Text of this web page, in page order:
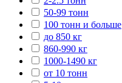
50-99 тонн
100 тонн и больше
до 850 кг
860-990 кг
1000-1490 кг
от 10 тонн